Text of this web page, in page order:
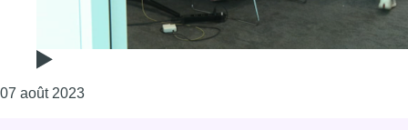
07 août 2023Consulter l'article "Brucity : des étudiants